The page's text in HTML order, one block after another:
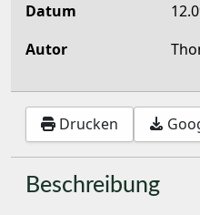
Datum
Autor
Drucken
Beschreibung